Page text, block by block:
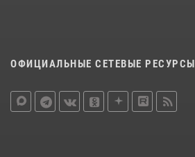
ОФИЦИАЛЬНЫЕ СЕТЕВЫЕ РЕСУРСЫ